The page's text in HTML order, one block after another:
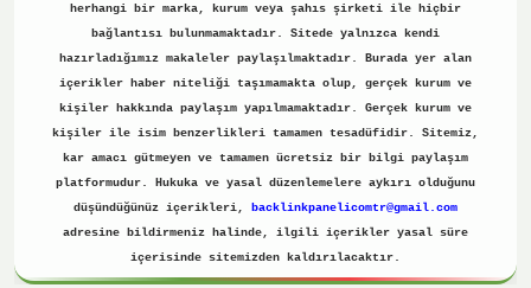
herhangi bir marka, kurum veya şahıs şirketi ile hiçbir
bağlantısı bulunmamaktadır. Sitede yalnızca kendi
hazırladığımız makaleler paylaşılmaktadır. Burada yer alan
içerikler haber niteliği taşımamakta olup, gerçek kurum ve
kişiler hakkında paylaşım yapılmamaktadır. Gerçek kurum ve
kişiler ile isim benzerlikleri tamamen tesadüfidir. Sitemiz,
kar amacı gütmeyen ve tamamen ücretsiz bir bilgi paylaşım
platformudur. Hukuka ve yasal düzenlemelere aykırı olduğunu
düşündüğünüz içerikleri,
backlinkpanelicomtr@gmail.com
adresine bildirmeniz halinde, ilgili içerikler yasal süre
içerisinde sitemizden kaldırılacaktır.